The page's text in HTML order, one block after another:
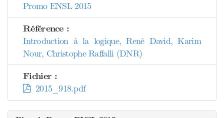
Promo ENSL 2015
Référence :
Introduction à la logique, René David, Karim
Nour, Christophe Raffalli (DNR)
Fichier :
2015_918.pdf